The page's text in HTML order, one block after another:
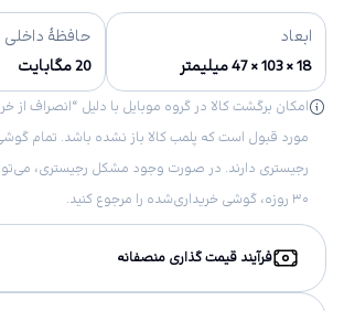
ابعاد
18 × 103 × 47 میلیمتر
حافظهٔ داخلی
20 مگابایت
امکان برگشت کالا در گروه موبایل با دلیل “انصراف از
مورد قبول است که پلمب کالا باز نشده باشد. تمام
رجیستری دارند. در صورت وجود مشکل رجیستری،
۳۰ روزه، گوشی خریداری‌شده را مرجوع کنید.
فرآیند قیمت گذاری منصفانه